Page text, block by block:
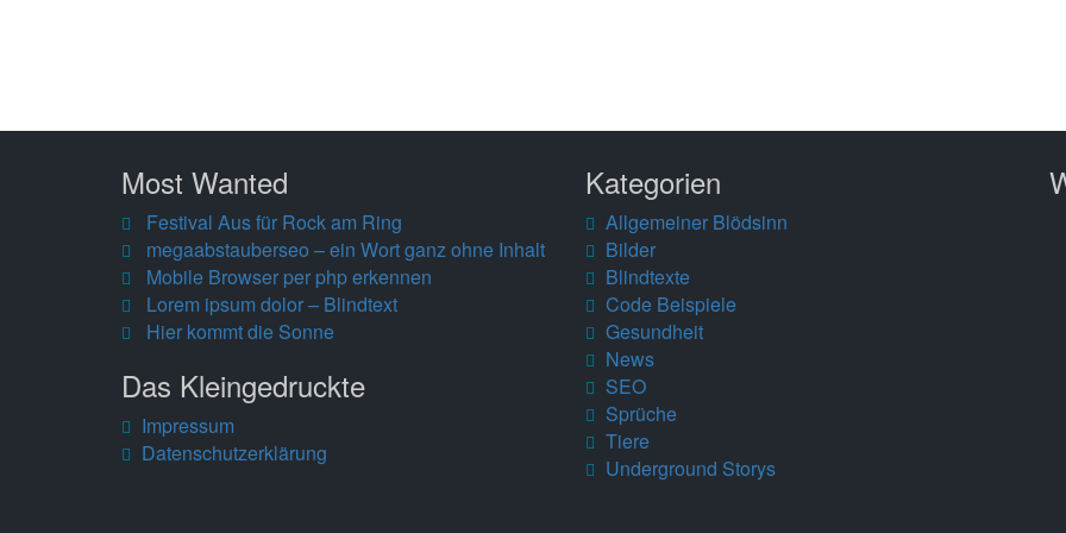
Most Wanted
Festival Aus für Rock am Ring
megaabstauberseo – ein Wort ganz ohne Inhalt
Mobile Browser per php erkennen
Lorem ipsum dolor – Blindtext
Hier kommt die Sonne
Das Kleingedruckte
Impressum
Datenschutzerklärung
Kategorien
Allgemeiner Blödsinn
Bilder
Blindtexte
Code Beispiele
Gesundheit
News
SEO
Sprüche
Tiere
Underground Storys